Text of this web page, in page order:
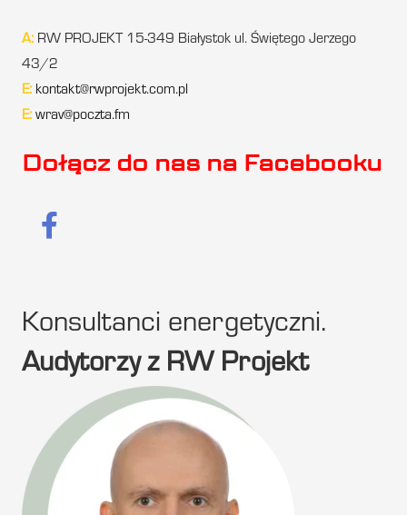
A: RW PROJEKT 15-349 Białystok ul. Świętego Jerzego
43/2
E: kontakt@rwprojekt.com.pl
E: wrav@poczta.fm
Dołącz do nas na Facebooku
Konsultanci energetyczni.
Audytorzy z RW Projekt